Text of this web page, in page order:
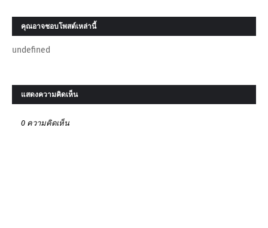
คุณอาจชอบโพสต์เหล่านี้
undefined
แสดงความคิดเห็น
0 ความคิดเห็น